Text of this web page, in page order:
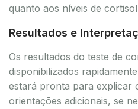
quanto aos níveis de
Resultados e
Os resultados do teste de
disponibilizados
estará pronta para explicar
orientações adicionais, se